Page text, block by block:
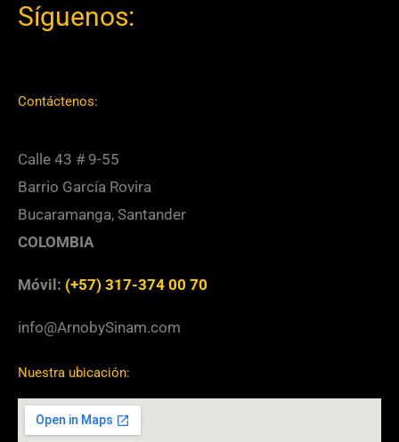
Síguenos:
Contáctenos:
Calle 43 # 9-55
Barrio García Rovira
Bucaramanga, Santander
COLOMBIA
Móvil: (+57) 317-374 00 70
info@ArnobySinam.com
Nuestra ubicación: